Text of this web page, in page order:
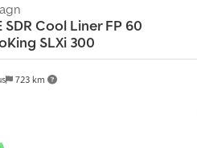
cm Längd: 1404 cm Invändig längd:
information = Kontakta ATS Norway
723 km
SDR Cool Liner FP 60
SLXi 300